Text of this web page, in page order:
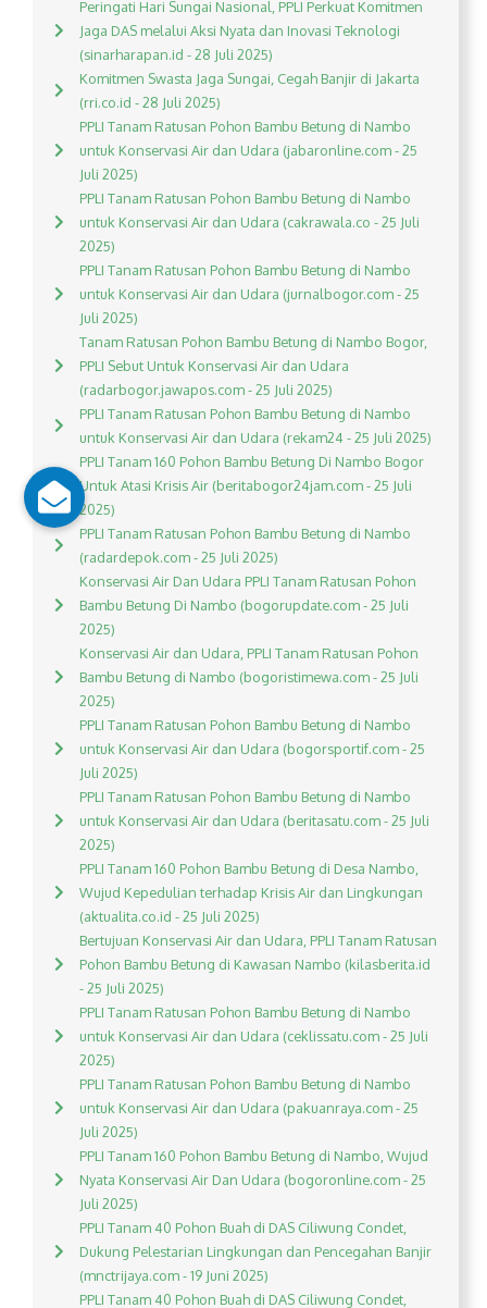
Peringati Hari Sungai Nasional, PPLI Perkuat Komitmen
Jaga DAS melalui Aksi Nyata dan Inovasi Teknologi
(sinarharapan.id - 28 Juli 2025)
Komitmen Swasta Jaga Sungai, Cegah Banjir di Jakarta
(rri.co.id - 28 Juli 2025)
PPLI Tanam Ratusan Pohon Bambu Betung di Nambo
untuk Konservasi Air dan Udara (jabaronline.com - 25
Juli 2025)
PPLI Tanam Ratusan Pohon Bambu Betung di Nambo
untuk Konservasi Air dan Udara (cakrawala.co - 25 Juli
2025)
PPLI Tanam Ratusan Pohon Bambu Betung di Nambo
untuk Konservasi Air dan Udara (jurnalbogor.com - 25
Juli 2025)
Tanam Ratusan Pohon Bambu Betung di Nambo Bogor,
PPLI Sebut Untuk Konservasi Air dan Udara
(radarbogor.jawapos.com - 25 Juli 2025)
PPLI Tanam Ratusan Pohon Bambu Betung di Nambo
untuk Konservasi Air dan Udara (rekam24 - 25 Juli 2025)
PPLI Tanam 160 Pohon Bambu Betung Di Nambo Bogor
Untuk Atasi Krisis Air (beritabogor24jam.com - 25 Juli
2025)
PPLI Tanam Ratusan Pohon Bambu Betung di Nambo
(radardepok.com - 25 Juli 2025)
Konservasi Air Dan Udara PPLI Tanam Ratusan Pohon
Bambu Betung Di Nambo (bogorupdate.com - 25 Juli
2025)
Konservasi Air dan Udara, PPLI Tanam Ratusan Pohon
Bambu Betung di Nambo (bogoristimewa.com - 25 Juli
2025)
PPLI Tanam Ratusan Pohon Bambu Betung di Nambo
untuk Konservasi Air dan Udara (bogorsportif.com - 25
Juli 2025)
PPLI Tanam Ratusan Pohon Bambu Betung di Nambo
untuk Konservasi Air dan Udara (beritasatu.com - 25 Juli
2025)
PPLI Tanam 160 Pohon Bambu Betung di Desa Nambo,
Wujud Kepedulian terhadap Krisis Air dan Lingkungan
(aktualita.co.id - 25 Juli 2025)
Bertujuan Konservasi Air dan Udara, PPLI Tanam Ratusan
Pohon Bambu Betung di Kawasan Nambo (kilasberita.id
- 25 Juli 2025)
PPLI Tanam Ratusan Pohon Bambu Betung di Nambo
untuk Konservasi Air dan Udara (ceklissatu.com - 25 Juli
2025)
PPLI Tanam Ratusan Pohon Bambu Betung di Nambo
untuk Konservasi Air dan Udara (pakuanraya.com - 25
Juli 2025)
PPLI Tanam 160 Pohon Bambu Betung di Nambo, Wujud
Nyata Konservasi Air Dan Udara (bogoronline.com - 25
Juli 2025)
PPLI Tanam 40 Pohon Buah di DAS Ciliwung Condet,
Dukung Pelestarian Lingkungan dan Pencegahan Banjir
(mnctrijaya.com - 19 Juni 2025)
PPLI Tanam 40 Pohon Buah di DAS Ciliwung Condet,